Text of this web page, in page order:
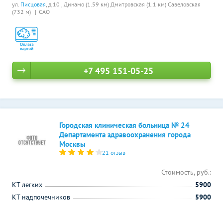
ул. Писцовая, д.10 , Динамо (1.59 км) Дмитровская (1.1 км) Савеловская
(732 м)
САО
+7 495 151-05-25
Городская клиническая больница № 24
Департамента здравоохранения города
Москвы
21 отзыв
Стоимость, руб.:
КТ легких
5900
КТ надпочечников
5900